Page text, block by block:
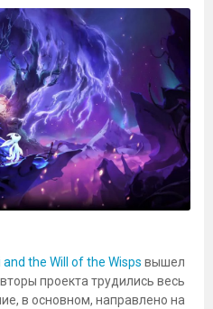
and the Will of the Wisps вышел
проекта трудились весь
в основном, направлено на